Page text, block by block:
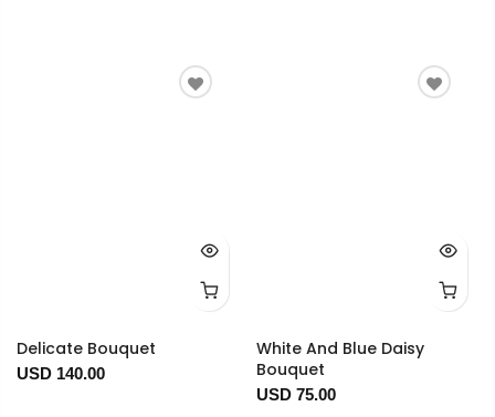
Delicate Bouquet
USD 140.00
White And Blue Daisy
Bouquet
USD 75.00